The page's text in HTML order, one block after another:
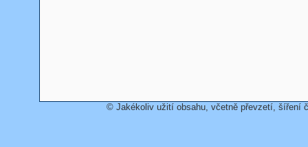
© Jakékoliv užití obsahu, včetně převzetí, šíření